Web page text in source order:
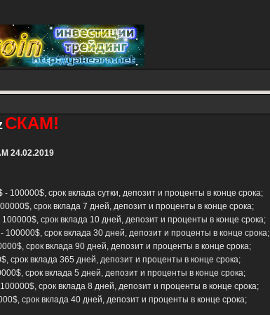
СКАМ!
24.02.2019
100000$, срок вклада сутки, депозит и проценты в конце срока;
срок вклада 7 дней, депозит и проценты в конце срока;
срок вклада 10 дней, депозит и проценты в конце срока;
срок вклада 30 дней, депозит и проценты в конце срока;
срок вклада 90 дней, депозит и проценты в конце срока;
срок вклада 365 дней, депозит и проценты в конце срока;
срок вклада 5 дней, депозит и проценты в конце срока;
срок вклада 8 дней, депозит и проценты в конце срока;
срок вклада 40 дней, депозит и проценты в конце срока;